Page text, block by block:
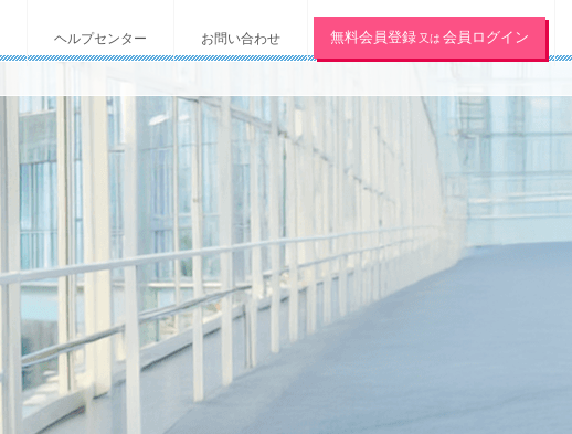
ヘルプセンター お問い合わせ 無料会員登録 又は 会員ログイン